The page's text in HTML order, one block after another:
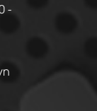
16 9900 -